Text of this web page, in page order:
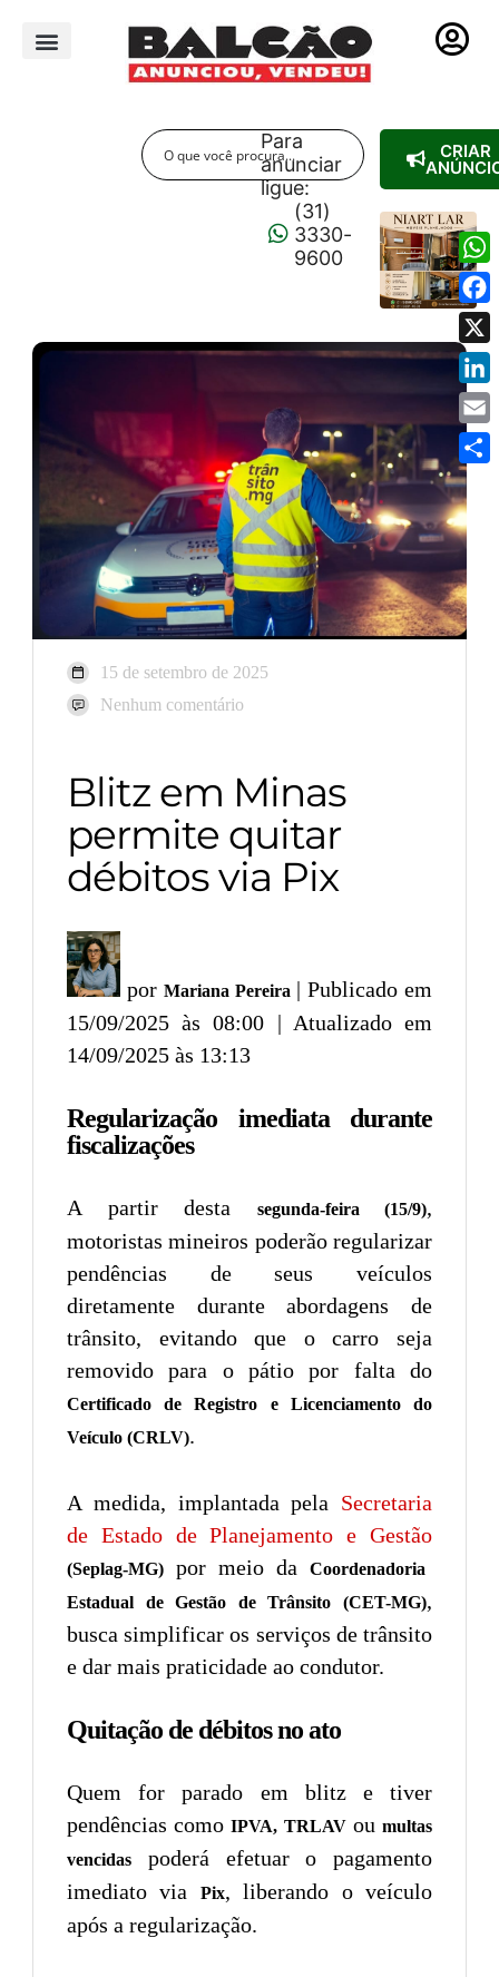
Para
anunciar
ligue:
(31)
3330-
9600
CRIAR
15 de setembro de 2025
Nenhum comentário
Blitz em Minas
permite quitar
débitos via Pix
por Mariana Pereira | Publicado em
15/09/2025 às 08:00 | Atualizado em
14/09/2025 às 13:13
Regularização imediata durante
fiscalizações
A partir desta segunda-feira (15/9),
motoristas mineiros poderão regularizar
pendências de seus veículos
diretamente durante abordagens de
trânsito, evitando que o carro seja
removido para o pátio por falta do
Certificado de Registro e Licenciamento do
Veículo (CRLV).
A medida, implantada pela Secretaria
de Estado de Planejamento e Gestão
(Seplag-MG) por meio da
Coordenadoria
Estadual de Gestão de Trânsito (CET-MG),
busca simplificar os serviços de trânsito
e dar mais praticidade ao condutor.
Quitação de débitos no ato
Quem for parado em blitz e tiver
pendências comoIPVA, TRLAVoumultas
vencidas
poderá efetuar o pagamento
imediato via
Pix, liberando o veículo
após a regularização.
X